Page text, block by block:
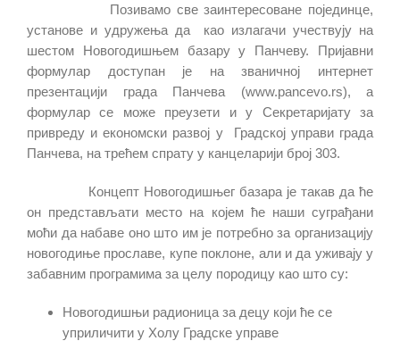
Позивамо све заинтересоване појединце,
установе и удружења да као излагачи учествују на
шестом Новогодишњем базару у Панчеву. Пријавни
формулар доступан је на званичној интернет
презентацији града Панчева (www.pancevo.rs), а
формулар се може преузети и у Секретаријату за
привреду и економски развој у Градској управи града
Панчева, на трећем спрату у канцеларији број 303.
Концепт Новогодишњег базара је такав да ће
он представљати место на којем ће наши суграђани
моћи да набаве оно што им је потребно за организацију
новогодиње прославе, купе поклоне, али и да уживају у
забавним програмима за целу породицу као што су:
Новогодишњи радионица за децу који ће се
уприличити у Холу Градске управе